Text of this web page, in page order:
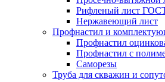
Рифленый лист
Нержавеющий лист
Профнастил и
Профнастил
Профнастил с
Саморезы
Труба для скважин и